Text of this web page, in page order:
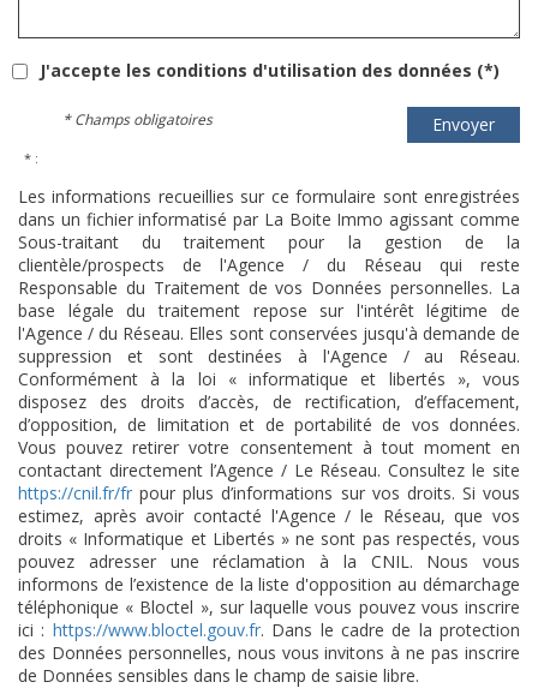
J'accepte les conditions d'utilisation des données (*)
Envoyer
* Champs obligatoires
* :
Les informations recueillies sur ce formulaire sont enregistrées
dans un fichier informatisé par La Boite Immo agissant comme
Sous-traitant du traitement pour la gestion de la
clientèle/prospects de l'Agence / du Réseau qui reste
Responsable du Traitement de vos Données personnelles. La
base légale du traitement repose sur l'intérêt légitime de
l'Agence / du Réseau. Elles sont conservées jusqu'à demande de
suppression et sont destinées à l'Agence / au Réseau.
Conformément à la loi « informatique et libertés », vous
disposez des droits d’accès, de rectification, d’effacement,
d’opposition, de limitation et de portabilité de vos données.
Vous pouvez retirer votre consentement à tout moment en
contactant directement l’Agence / Le Réseau. Consultez le site
https://cnil.fr/fr pour plus d’informations sur vos droits. Si vous
estimez, après avoir contacté l'Agence / le Réseau, que vos
droits « Informatique et Libertés » ne sont pas respectés, vous
pouvez adresser une réclamation à la CNIL. Nous vous
informons de l’existence de la liste d'opposition au démarchage
téléphonique « Bloctel », sur laquelle vous pouvez vous inscrire
ici : https://www.bloctel.gouv.fr. Dans le cadre de la protection
des Données personnelles, nous vous invitons à ne pas inscrire
de Données sensibles dans le champ de saisie libre.